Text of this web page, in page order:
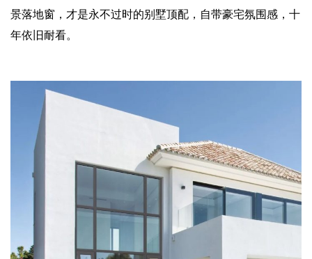
景落地窗，才是永不过时的别墅顶配，自带豪宅氛围感，十
年依旧耐看。